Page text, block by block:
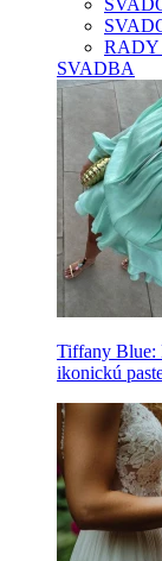
RADY
SVADBA
Tiffany Blue:
ikonickú